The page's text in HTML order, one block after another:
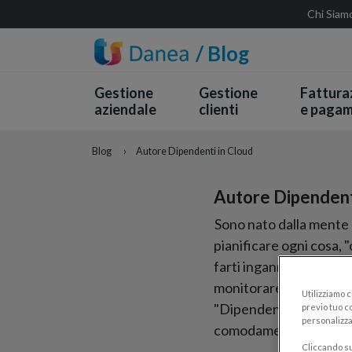
Chi
/ Blog
Gestione
aziendale
Gestione
clienti
e
Blog › Autore Dipendenti in Cloud
Autore
Sono nato dalla
pianificare ogni cosa,
farti ingannare
monitorare i dati dei
"Dipendenti in Cloud"
comodamente in
Utilizziamo
previo tuo
Cliccando